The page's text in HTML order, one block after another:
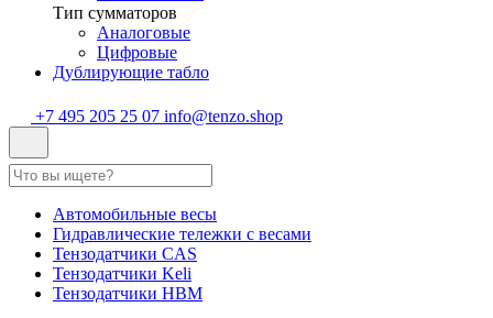
Тип сумматоров
Аналоговые
Цифровые
Дублирующие табло
+7 495 205 25 07 info@tenzo.shop
Автомобильные весы
Гидравлические тележки с весами
Тензодатчики CAS
Тензодатчики Keli
Тензодатчики HBM